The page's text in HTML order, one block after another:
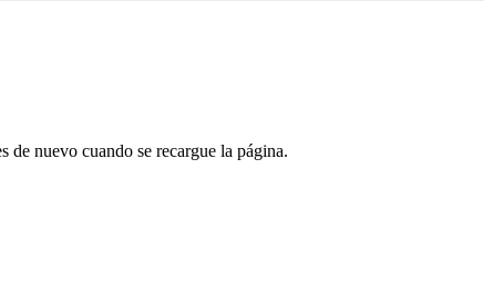
de nuevo cuando se recargue la página.